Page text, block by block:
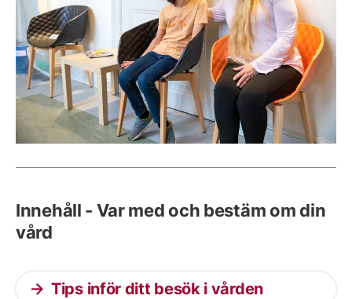
Innehåll - Var med och bestäm om din
vård
Tips inför ditt besök i vården